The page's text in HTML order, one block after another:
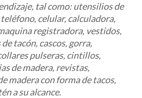
tal como: utensilios de
celular, calculadora,
registradora, vestidos,
tacón, cascos, gorra,
pulseras, cintillos,
de madera, revistas,
madera con forma de tacos,
a su alcance.